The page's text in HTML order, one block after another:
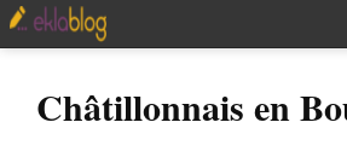
Châtillonnais en